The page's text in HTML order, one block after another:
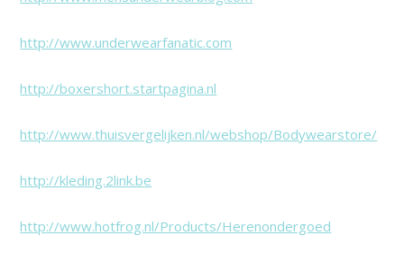
http://www.underwearfanatic.com
http://boxershort.startpagina.nl
http://www.thuisvergelijken.nl/webshop/Bodywearstore/
http://kleding.2link.be
http://www.hotfrog.nl/Products/Herenondergoed